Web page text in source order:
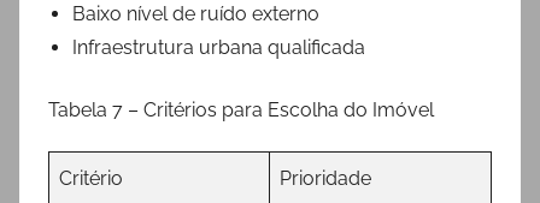
Baixo nível de ruído externo
Infraestrutura urbana qualificada
Tabela 7 – Critérios para Escolha do Imóvel
Critério Prioridade